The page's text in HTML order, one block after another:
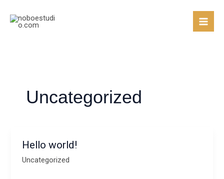
contenido
Uncategorized
Hello world!
Uncategorized
Hello
world!